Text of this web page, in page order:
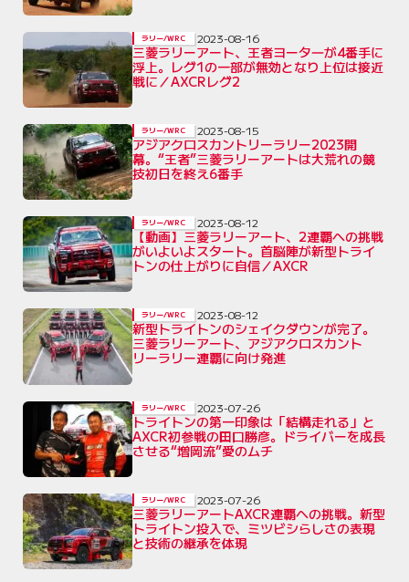
三菱ラリーアート、王者ヨータ―が4番手に
浮上。レグ1の一部が無効となり上位は接近
戦に／AXCRレグ2
ラリー/WRC 2023-08-16
アジアクロスカントリーラリー2023開
幕。“王者”三菱ラリーアートは大荒れの競
技初日を終え6番手
ラリー/WRC 2023-08-15
【動画】三菱ラリーアート、2連覇への挑戦
がいよいよスタート。首脳陣が新型トライ
トンの仕上がりに自信／AXCR
ラリー/WRC 2023-08-12
新型トライトンのシェイクダウンが完了。
三菱ラリーアート、アジアクロスカント
リーラリー連覇に向け発進
ラリー/WRC 2023-08-12
トライトンの第一印象は「結構走れる」と
AXCR初参戦の田口勝彦。ドライバーを成長
させる“増岡流”愛のムチ
ラリー/WRC 2023-07-26
三菱ラリーアートAXCR連覇への挑戦。新型
トライトン投入で、ミツビシらしさの表現
と技術の継承を体現
ラリー/WRC 2023-07-26